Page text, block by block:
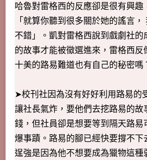
哈魯對雷格西的反應卻是很有興趣
「就算你聽到很多關於她的謠言
不錯」。凱對雷格西說到戲劇社的
的故事才能被徵選進來，雷格西反
十美的路易難道也有自己的秘密嗎
➤校刊社因為沒有好好利用路易的
讓社長氣炸，要他們去挖路易的故
錢，但社員卻是想要等到隔天路易
爆事蹟。路易的腳已經快要撐不下
逞強是因為他不想要成為獵物這種